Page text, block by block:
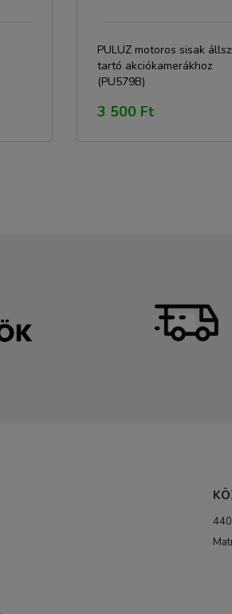
PULUZ motoros sisak
tartó akciókamerákhoz
(PU579B)
3 500 Ft